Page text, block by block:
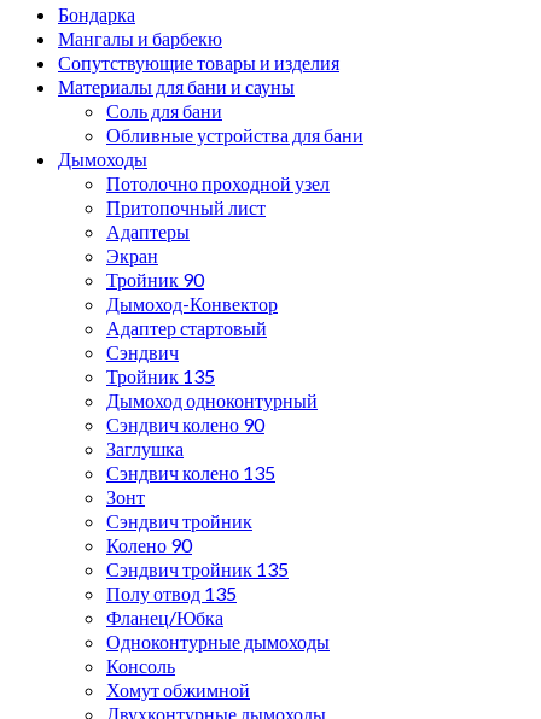
Бондарка
Мангалы и барбекю
Сопутствующие товары и изделия
Материалы для бани и сауны
Соль для бани
Обливные устройства для бани
Дымоходы
Потолочно проходной узел
Притопочный лист
Адаптеры
Экран
Тройник 90
Дымоход-Конвектор
Адаптер стартовый
Сэндвич
Тройник 135
Дымоход одноконтурный
Сэндвич колено 90
Заглушка
Сэндвич колено 135
Зонт
Сэндвич тройник
Колено 90
Сэндвич тройник 135
Полу отвод 135
Фланец/Юбка
Одноконтурные дымоходы
Консоль
Хомут обжимной
Двухконтурные дымоходы